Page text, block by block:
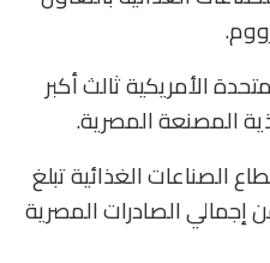
الأمريكية ثالث أكبر
المصنعة المصرية.
الصناعات الغذائية تبلغ
دولار، وتمثل 14% من إجمالي الصادرات المصرية